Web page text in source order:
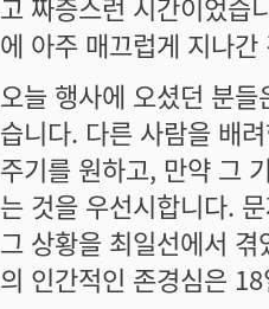
고 짜증스런 시간이었습
에 아주 매끄럽게 지나
오늘 행사에 오셨던 분
습니다. 다른 사람을 배
주기를 원하고, 만약 그
는 것을 우선시합니다.
그 상황을 최일선에서
의 인간적인 존경심은